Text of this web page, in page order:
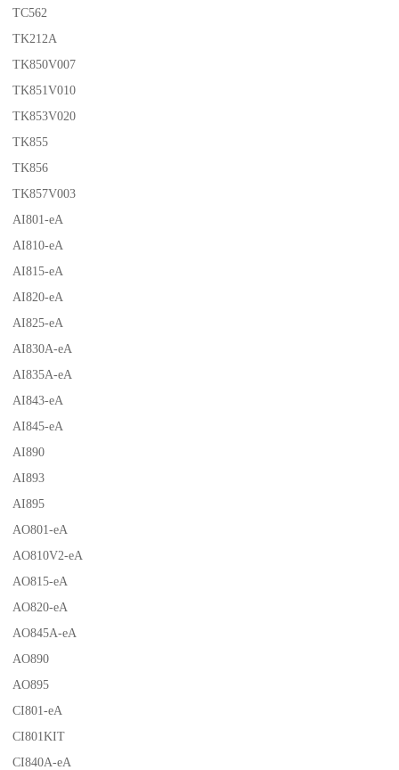
TC562
TK212A
TK850V007
TK851V010
TK853V020
TK855
TK856
TK857V003
AI801-eA
AI810-eA
AI815-eA
AI820-eA
AI825-eA
AI830A-eA
AI835A-eA
AI843-eA
AI845-eA
AI890
AI893
AI895
AO801-eA
AO810V2-eA
AO815-eA
AO820-eA
AO845A-eA
AO890
AO895
CI801-eA
CI801KIT
CI840A-eA